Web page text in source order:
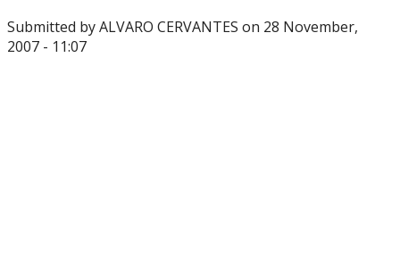
Submitted byALVARO CERVANTES on 28 November,
2007 - 11:07